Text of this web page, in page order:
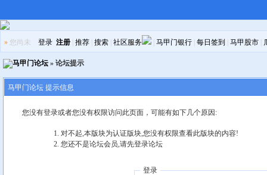
» 您尚未 登录 注册 推荐 搜索 社区服务 马甲门银行 每日签到 马甲股市
马甲门论坛 » 论坛提示
马甲门论坛 提示信息
您没有登录或者您没有权限访问此页面，可能有如下几个原因:
对不起,本版块为认证版块,您没有权限查看此版块的内容!
您还不是论坛会员,请先登录论坛
登录